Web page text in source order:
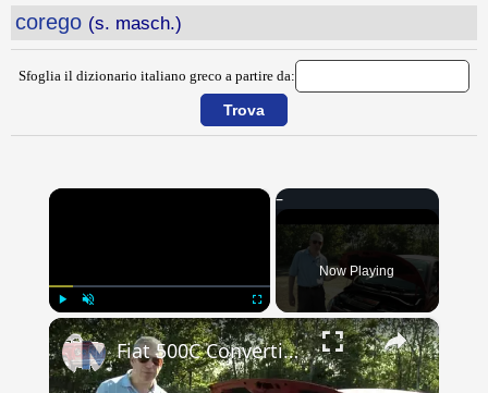
corego (s. masch.)
Sfoglia il dizionario italiano greco a partire da:
×
Play Unmute Fullscreen
Now Playing
×
Fiat 500C Convertible review, from when it was new to the USA